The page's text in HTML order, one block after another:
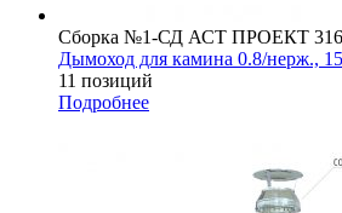
Сборка №1-СД АСТ ПРОЕКТ 316
Дымоход для камина 0.8/нерж.,
11 позиций
Подробнее